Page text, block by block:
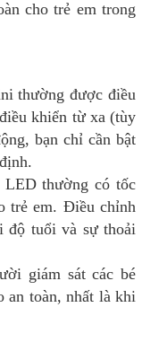
cho trẻ em trong
thường được điều
khiển từ xa (tùy
bạn chỉ cần bật
thường có tốc
trẻ em. Điều chỉnh
độ tuổi và sự thoải
giám sát các bé
an toàn, nhất là khi